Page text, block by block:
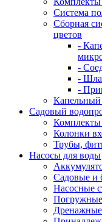
Система
Сборная
цветов
-
-
-
-
Капельный
Садовый
Комплекты
Колонки
Трубы,
Насосы для воды
Садовые и
Насосные
Погружные